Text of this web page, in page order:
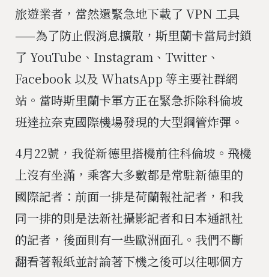
旅遊業者，當然還緊急地下載了 VPN 工具
——為了防止假消息擴散，斯里蘭卡當局封鎖
了 YouTube、Instagram、Twitter、
Facebook 以及 WhatsApp 等主要社群網
站。當時斯里蘭卡軍方正在緊急拆除科倫坡
班達拉奈克國際機場發現的大型鋼管炸彈。
4月22號，我從新德里搭機前往科倫坡。飛機
上沒有坐滿，乘客大多數都是常駐新德里的
國際記者：前面一排是荷蘭報社記者，和我
同一排的則是法新社攝影記者和日本通訊社
的記者，後面則有一些歐洲面孔。我們不斷
翻看著報紙並討論著下機之後可以往哪個方